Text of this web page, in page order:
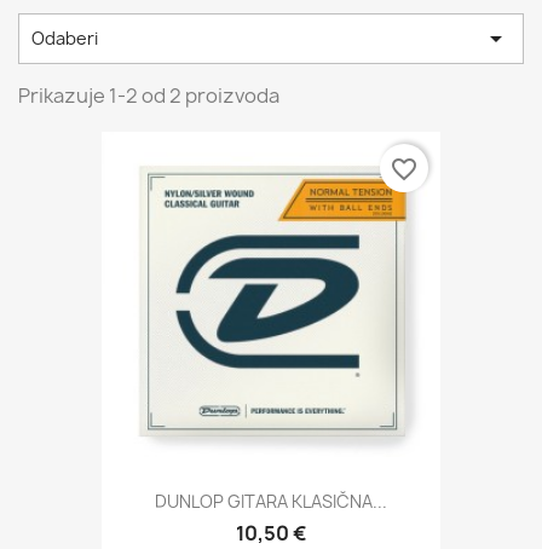
Odaberi 
Prikazuje 1-2 od 2 proizvoda
DUNLOP GITARA KLASIČNA...
10,50 €
favorite_border